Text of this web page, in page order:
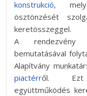
konstrukció, mely
ösztönzését
keretösszeggel.
A rendezvény
bemutatásával
Alapítvány
piactérről. Ezt
együttműködés